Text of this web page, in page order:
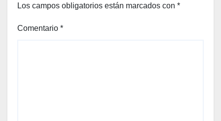
Los campos obligatorios están marcados con *
Comentario *